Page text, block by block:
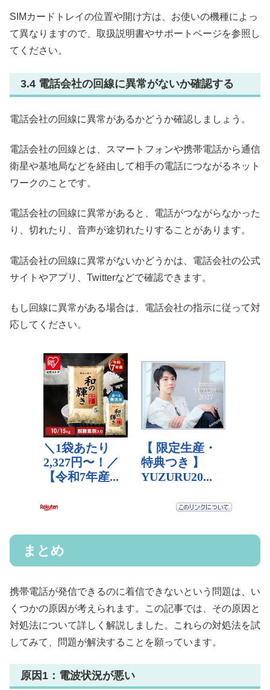
SIMカードトレイの位置や開け方は、お使いの機種によっ
て異なりますので、取扱説明書やサポートページを参照し
てください。
3.4 電話会社の回線に異常がないか確認する
電話会社の回線に異常があるかどうか確認しましょう。
電話会社の回線とは、スマートフォンや携帯電話から通信
衛星や基地局などを経由して相手の電話につながるネット
ワークのことです。
電話会社の回線に異常があると、電話がつながらなかった
り、切れたり、音声が途切れたりすることがあります。
電話会社の回線に異常がないかどうかは、電話会社の公式
サイトやアプリ、Twitterなどで確認できます。
もし回線に異常がある場合は、電話会社の指示に従って対
応してください。
まとめ
携帯電話が発信できるのに着信できないという問題は、い
くつかの原因が考えられます。この記事では、その原因と
対処法について詳しく解説しました。これらの対処法を試
してみて、問題が解決することを願っています。
原因1：電波状況が悪い